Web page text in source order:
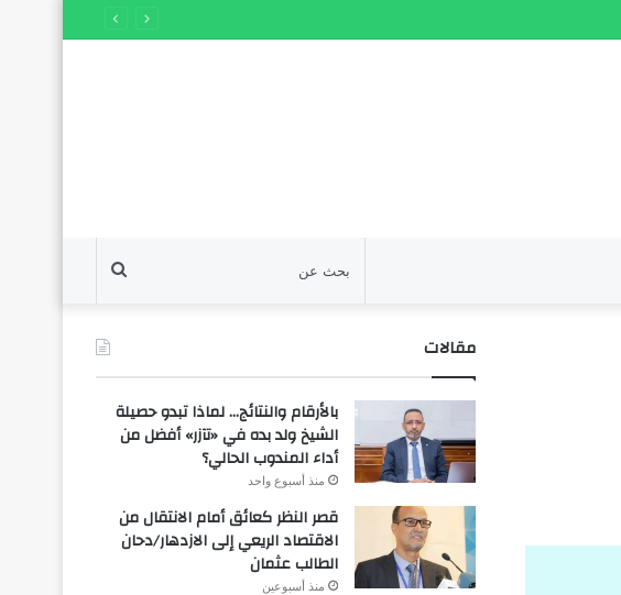
بحث
عن مقالات
بالأرقام والنتائج… لماذا تبدو حصيلة
الشيخ ولد بده في «تآزر» أفضل من
أداء المندوب الحالي؟
منذ أسبوع واحد
قصر النظر كعائق أمام الانتقال من
الاقتصاد الريعي إلى الازدهار/دحان
الطالب عثمان
منذ أسبوعين